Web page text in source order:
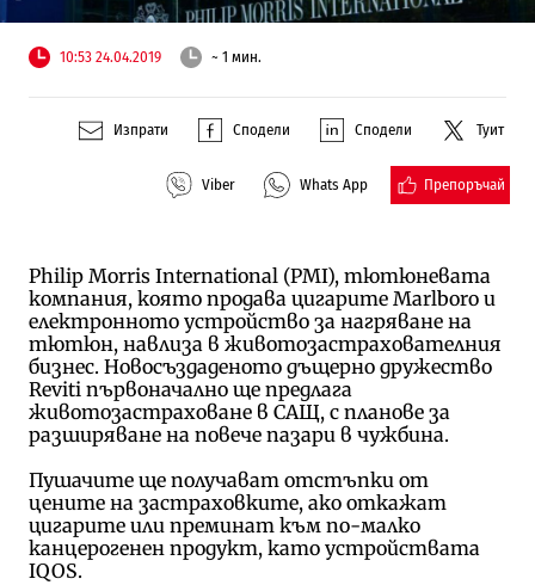
10:53 24.04.2019 ~ 1 мин.
Изпрати Сподели Сподели Туит
Viber Whats App Препоръчай
Philip Morris International (PMI), тютюневата
компания, която продава цигарите Marlboro и
електронното устройство за нагряване на
тютюн, навлиза в животозастрахователния
бизнес. Новосъздаденото дъщерно дружество
Reviti първоначално ще предлага
животозастраховане в САЩ, с планове за
разширяване на повече пазари в чужбина.
Пушачите ще получават отстъпки от
цените на застраховките, ако откажат
цигарите или преминат към по-малко
канцерогенен продукт, като устройствата
IQOS.